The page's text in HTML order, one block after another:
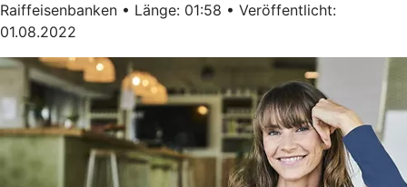
Raiffeisenbanken • Länge: 01:58 • Veröffentlicht:
01.08.2022